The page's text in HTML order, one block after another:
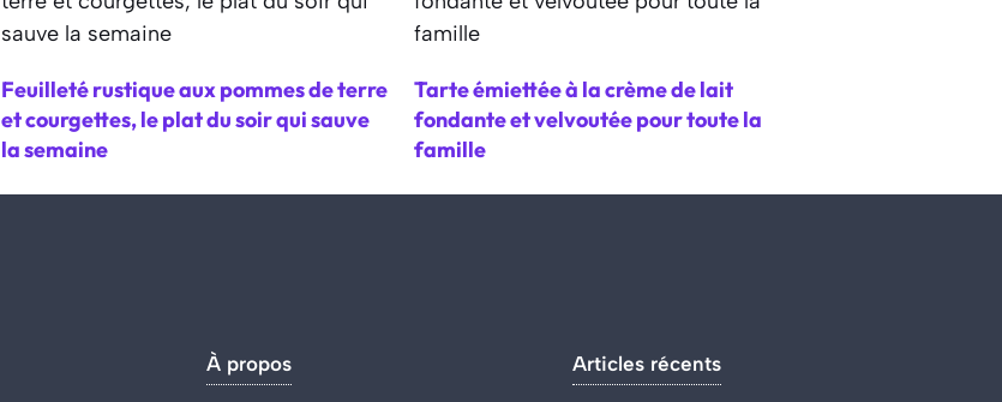
Feuilleté rustique aux pommes de terre
et courgettes, le plat du soir qui sauve
la semaine
Tarte émiettée à la crème de lait
fondante et velvoutée pour toute la
famille
À propos Articles récents